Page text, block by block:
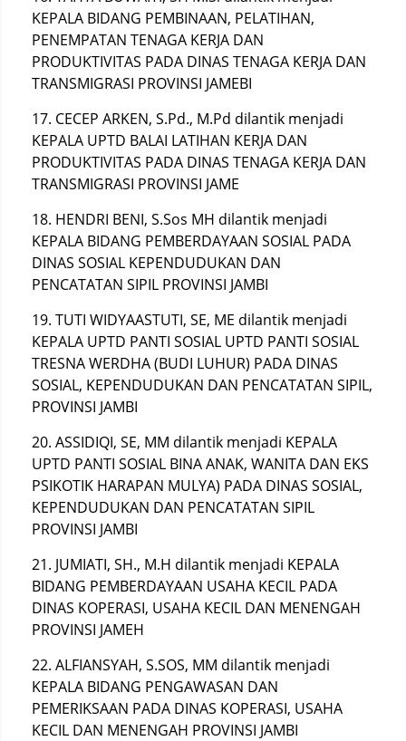
KEPALA BIDANG PEMBINAAN, PELATIHAN,
PENEMPATAN TENAGA KERJA DAN
PRODUKTIVITAS PADA DINAS TENAGA KERJA DAN
TRANSMIGRASI PROVINSI JAMEBI
17. CECEP ARKEN, S.Pd., M.Pd dilantik menjadi
KEPALA UPTD BALAI LATIHAN KERJA DAN
PRODUKTIVITAS PADA DINAS TENAGA KERJA DAN
TRANSMIGRASI PROVINSI JAME
18. HENDRI BENI, S.Sos MH dilantik menjadi
KEPALA BIDANG PEMBERDAYAAN SOSIAL PADA
DINAS SOSIAL KEPENDUDUKAN DAN
PENCATATAN SIPIL PROVINSI JAMBI
19. TUTI WIDYAASTUTI, SE, ME dilantik menjadi
KEPALA UPTD PANTI SOSIAL UPTD PANTI SOSIAL
TRESNA WERDHA (BUDI LUHUR) PADA DINAS
SOSIAL, KEPENDUDUKAN DAN PENCATATAN SIPIL,
PROVINSI JAMBI
20. ASSIDIQI, SE, MM dilantik menjadi KEPALA
UPTD PANTI SOSIAL BINA ANAK, WANITA DAN EKS
PSIKOTIK HARAPAN MULYA) PADA DINAS SOSIAL,
KEPENDUDUKAN DAN PENCATATAN SIPIL
PROVINSI JAMBI
21. JUMIATI, SH., M.H dilantik menjadi KEPALA
BIDANG PEMBERDAYAAN USAHA KECIL PADA
DINAS KOPERASI, USAHA KECIL DAN MENENGAH
PROVINSI JAMEH
22. ALFIANSYAH, S.SOS, MM dilantik menjadi
KEPALA BIDANG PENGAWASAN DAN
PEMERIKSAAN PADA DINAS KOPERASI, USAHA
KECIL DAN MENENGAH PROVINSI JAMBI